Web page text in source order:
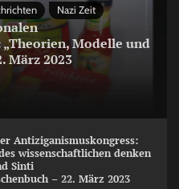
Nazi Zeit
Modelle und
März 2023
Antiziganismuskongress:
wissenschaftlichen denken
Sinti
– 22. März 2023